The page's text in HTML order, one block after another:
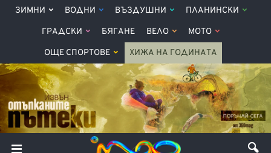
ЗИМНИ ВОДНИ ВЪЗДУШНИ ПЛАНИНСКИ
ГРАДСКИ БЯГАНЕ ВЕЛО МОТО
ОЩЕ СПОРТОВЕ ХИЖА НА ГОДИНАТА